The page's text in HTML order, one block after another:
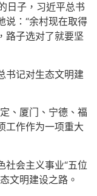
日子，习近平总书
说：“余村现在取得
路子选对了就要坚
书记对生态文明建
、厦门、宁德、福
工作作为一项重大
社会主义事业“五位
文明建设之路。